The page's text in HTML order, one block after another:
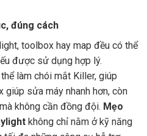
đúng cách
toolbox hay map đều có thể
được sử dụng hợp lý.
làm chói mắt Killer, giúp
sửa máy nhanh hơn, còn
không cần đồng đội. Mẹo
không chỉ nằm ở kỹ năng